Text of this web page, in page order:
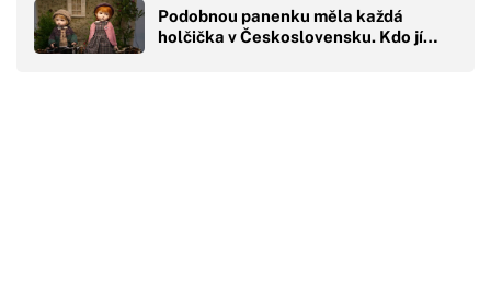
Podobnou panenku měla každá
holčička v Československu. Kdo jí…